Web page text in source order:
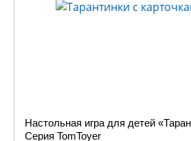
Настольная игра для детей
Серия TomToyer